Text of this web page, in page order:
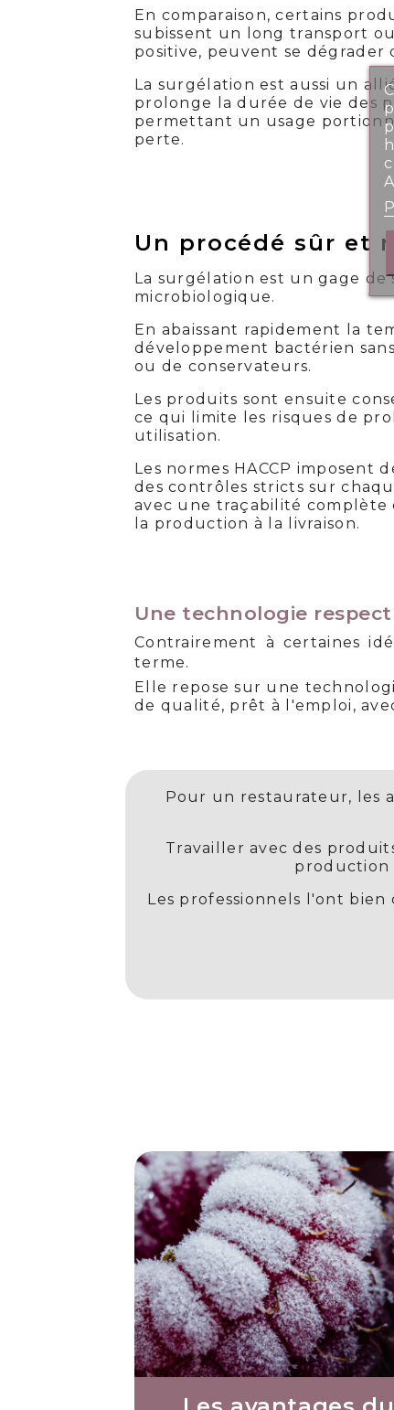
En comparaison, certains
subissent un long transport
positive, peuvent se dégrader
La surgélation est aussi un
prolonge la durée de vie des
permettant un usage
perte.
Un procédé sûr et
La surgélation est un gage de
microbiologique.
En abaissant rapidement la
développement bactérien
ou de conservateurs.
Les produits sont ensuite
ce qui limite les risques de
utilisation.
Les normes HACCP imposent
des contrôles stricts sur
avec une traçabilité complète
la production à la livraison.
Une technologie
Contrairement à certaines
terme.
Elle repose sur une
de qualité, prêt à l'emploi,
Pour un restaurateur, les
Travailler avec des
production
Les professionnels l'ont bien